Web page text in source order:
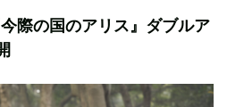
際の国のアリス』ダブルア